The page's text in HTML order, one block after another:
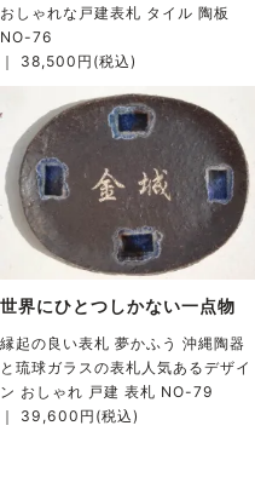
おしゃれな戸建表札 タイル 陶板
NO-76
｜ 38,500円(税込)
世界にひとつしかない一点物
縁起の良い表札 夢かふう 沖縄陶器
と琉球ガラスの表札人気あるデザイ
ン おしゃれ 戸建 表札 NO-79
｜ 39,600円(税込)